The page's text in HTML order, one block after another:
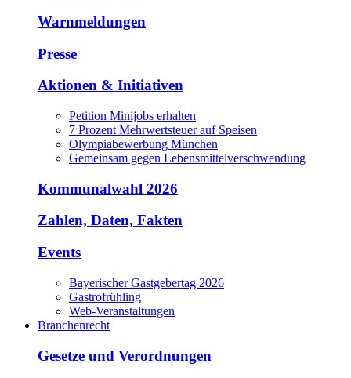
Warnmeldungen
Presse
Aktionen & Initiativen
Petition Minijobs erhalten
7 Prozent Mehrwertsteuer auf Speisen
Olympiabewerbung München
Gemeinsam gegen Lebensmittelverschwendung
Kommunalwahl 2026
Zahlen, Daten, Fakten
Events
Bayerischer Gastgebertag 2026
Gastrofrühling
Web-Veranstaltungen
Branchenrecht
Gesetze und Verordnungen